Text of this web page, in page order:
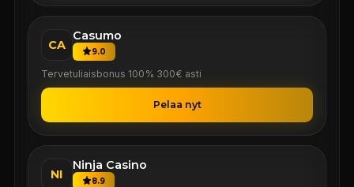
CA
Casumo
9.0
Tervetuliaisbonus 100% 300€ asti
Pelaa nyt
NI
Ninja Casino
8.9